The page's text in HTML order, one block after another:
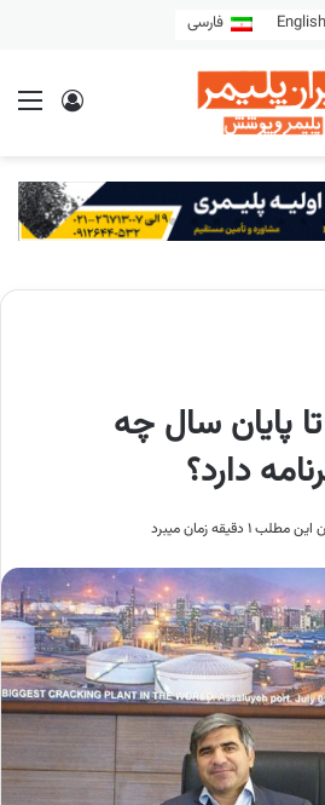
English فارسی
پایان سال چه
دارد؟
1 دقیقه زمان میبرد